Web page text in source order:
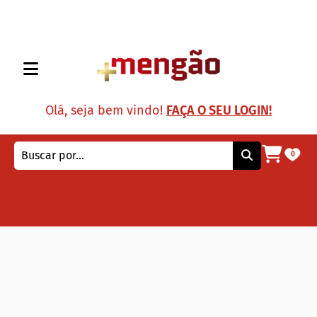
Olá, seja bem vindo! FAÇA O SEU LOGIN!
0